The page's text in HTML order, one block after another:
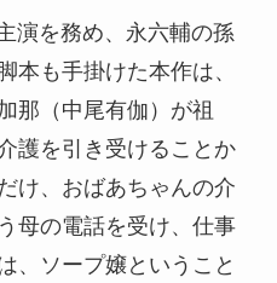
演を務め、永六輔の孫
本も手掛けた本作は、
那（中尾有伽）が祖
護を引き受けることか
け、おばあちゃんの介
母の電話を受け、仕事
、ソープ嬢ということ